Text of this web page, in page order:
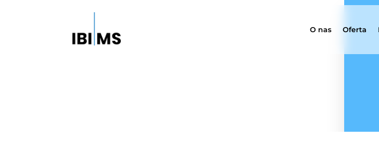
O nas Oferta